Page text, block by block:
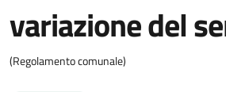
variazione del
(Regolamento comunale)